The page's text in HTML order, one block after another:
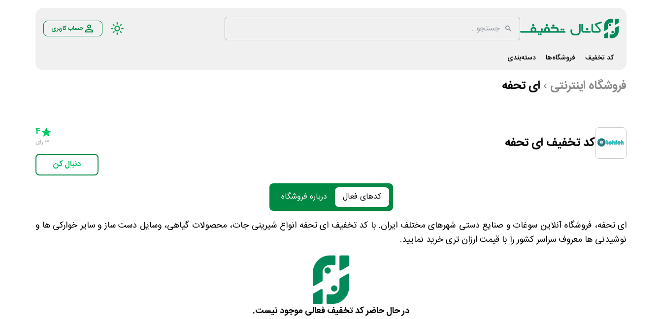
حساب کاربری
کد تخفیف فروشگاه‌ها دسته‌بندی
فروشگاه اینترنتی ای تحفه
کد تخفیف ای تحفه
5 Stars
4
3 رای
دنبال کن
کدهای فعال درباره فروشگاه
ای تحفه، فروشگاه آنلاین سوغات و صنایع دستی شهرهای مختلف ایران. با کد تخفیف ای تحفه انواع شیرینی جات، محصولات گیاهی، وسایل دست ساز و سایر خوارکی ها و
نوشیدنی ها معروف سراسر کشور را با قیمت ارزان تری خرید نمایید.
در حال حاضر کد تخفیف فعالی موجود نیست.